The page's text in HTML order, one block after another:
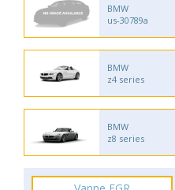
BMW
us-30789a
BMW
z4 series
BMW
z8 series